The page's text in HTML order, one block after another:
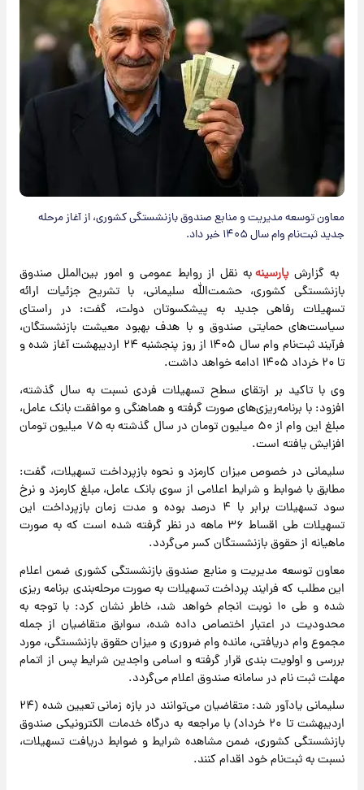
معاون توسعه مدیریت و منابع صندوق بازنشستگی کشوری، از آغاز مرحله
جدید ثبت‌نام وام سال ۱۴۰۵ خبر داد.
به گزارش پارسینهبه نقل از روابط عمومی و امور بین‌الملل صندوق
بازنشستگی کشوری، حشمت‌الله سلیمانی، با تشریح جزئیات ارائه
تسهیلات رفاهی جدید به پیشکسوتان دولت، گفت: در راستای
سیاست‌های حمایتی صندوق و با هدف بهبود معیشت بازنشستگان،
فرآیند ثبت‌نام وام سال ۱۴۰۵ از روز پنجشنبه ۲۴ اردیبهشت آغاز شده و
تا ۲۰ خرداد ۱۴۰۵ ادامه خواهد داشت.
وی با تاکید بر ارتقای سطح تسهیلات فردی نسبت به سال گذشته،
افزود: با برنامه‌ریزی‌های صورت گرفته و هماهنگی و موافقت بانک عامل،
مبلغ این وام از ۵۰ میلیون تومان در سال گذشته به ۷۵ میلیون تومان
افزایش یافته است.
سلیمانی در خصوص میزان کارمزد و نحوه بازپرداخت تسهیلات، گفت:
مطابق با ضوابط و شرایط اعلامی از سوی بانک عامل، مبلغ کارمزد و نرخ
سود تسهیلات برابر با ۴ درصد بوده و مدت زمان بازپرداخت این
تسهیلات طی اقساط ۳۶ ماهه در نظر گرفته شده است که به صورت
ماهیانه از حقوق بازنشستگان کسر می‌گردد.
معاون توسعه مدیریت و منابع صندوق بازنشستگی کشوری ضمن اعلام
این مطلب که فرایند پرداخت تسهیلات به صورت مرحله‌بندی برنامه ریزی
شده و طی ۱۰ نوبت انجام خواهد شد، خاطر نشان کرد: با توجه به
محدودیت در اعتبار اختصاص داده شده، سوابق متقاضیان از جمله
مجموع وام دریافتی، مانده وام ضروری و میزان حقوق بازنشستگی، مورد
بررسی و اولویت بندی قرار گرفته و اسامی واجدین شرایط پس از اتمام
مهلت ثبت نام در سامانه صندوق اعلام می‌گردد.
سلیمانی یادآور شد: متقاضیان می‌توانند در بازه زمانی تعیین شده (۲۴
اردیبهشت تا ۲۰ خرداد) با مراجعه به درگاه خدمات الکترونیکی صندوق
بازنشستگی کشوری، ضمن مشاهده شرایط و ضوابط دریافت تسهیلات،
نسبت به ثبت‌نام خود اقدام کنند.